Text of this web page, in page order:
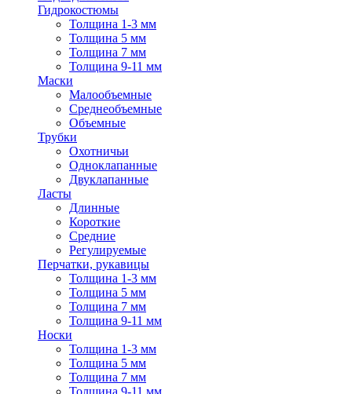
Гидрокостюмы
Толщина 1-3 мм
Толщина 5 мм
Толщина 7 мм
Толщина 9-11 мм
Маски
Малообъемные
Среднеобъемные
Объемные
Трубки
Охотничьи
Одноклапанные
Двуклапанные
Ласты
Длинные
Короткие
Средние
Регулируемые
Перчатки, рукавицы
Толщина 1-3 мм
Толщина 5 мм
Толщина 7 мм
Толщина 9-11 мм
Носки
Толщина 1-3 мм
Толщина 5 мм
Толщина 7 мм
Толщина 9-11 мм